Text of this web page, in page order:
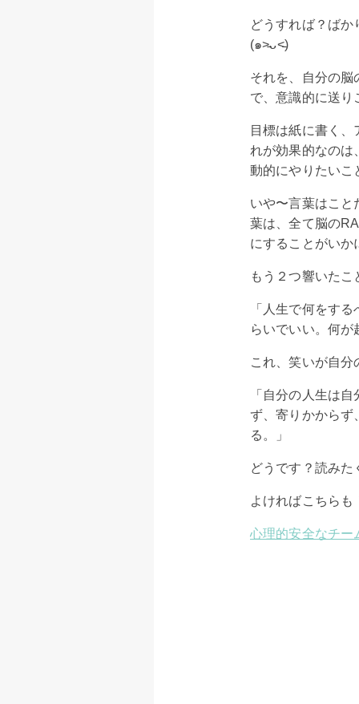
どうすれば？ば
(๑˃̵ᴗ˂̵)
それを、自分の
で、意識的に送り
目標は紙に書く
れが効果的なのは
動的にやりたいこ
いや〜言葉はこと
葉は、全て脳の
にすることがいか
もう２つ響いた
「人生で何をす
らいでいい。何
これ、笑いが自
「自分の人生は
ず、寄りかからず
る。」
どうです？読み
よければこちらも
心理的安全なチー